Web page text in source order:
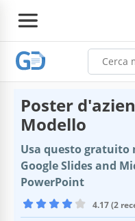
Poster
Modello
Usa questo gratuito
Google Slides and
PowerPoint
4.17 (2